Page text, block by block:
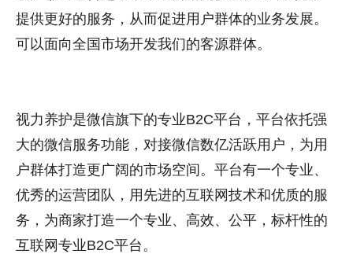
提供更好的服务，从而促进用户群体的业务发展。
可以面向全国市场开发我们的客源群体。
视力养护是微信旗下的专业B2C平台，平台依托强
大的微信服务功能，对接微信数亿活跃用户，为用
户群体打造更广阔的市场空间。平台有一个专业、
优秀的运营团队，用先进的互联网技术和优质的服
务，为商家打造一个专业、高效、公平，标杆性的
互联网专业B2C平台。